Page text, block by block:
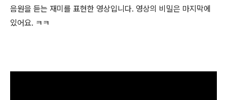
음원을 듣는 재미를 표현한 영상입니다. 영상의 비밀은 마지막에
있어요. ㅋㅋ